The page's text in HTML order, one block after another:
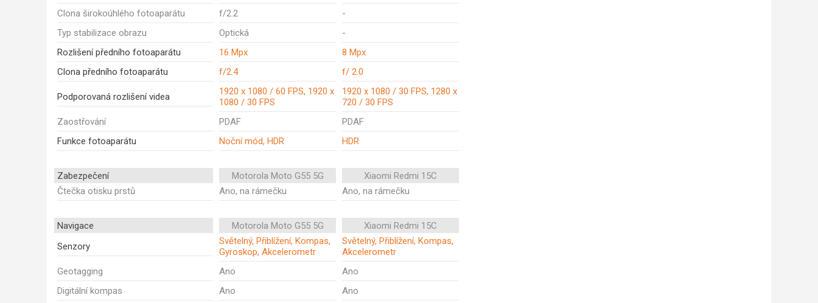
Clona širokoúhlého fotoaparátu
f/2.2
-
Typ stabilizace obrazu
Optická
-
Rozlišení předního fotoaparátu
16 Mpx
8 Mpx
Clona předního fotoaparátu
f/2.4 f/ 2.0
Podporovaná rozlišení videa
1920 x 1080 / 60 FPS, 1920 x
1080 / 30 FPS
1920 x 1080 / 30 FPS, 1280 x
720 / 30 FPS
Zaostřování
PDAF
PDAF
Funkce fotoaparátu
Noční mód, HDR HDR
Zabezpečení Motorola Moto G55 5G
Xiaomi Redmi 15C
Čtečka otisku prstů
Ano, na rámečku Ano, na rámečku
Navigace Motorola Moto G55 5G
Xiaomi Redmi 15C
Senzory
Světelný, Přiblížení, Kompas,
Gyroskop, Akcelerometr
Světelný, Přiblížení, Kompas,
Akcelerometr
Geotagging
Ano
Ano
Digitální kompas
Ano Ano